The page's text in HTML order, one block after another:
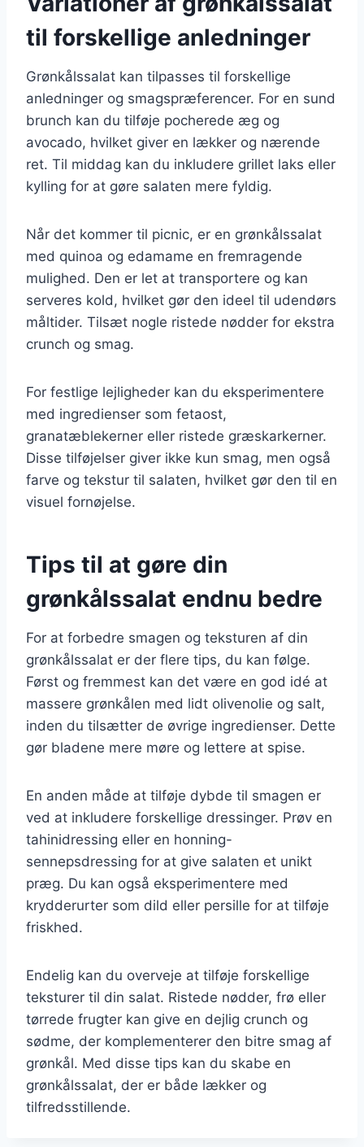
til forskellige anledninger
Grønkålssalat kan tilpasses til forskellige
anledninger og smagspræferencer. For en sund
brunch kan du tilføje pocherede æg og
avocado, hvilket giver en lækker og nærende
ret. Til middag kan du inkludere grillet laks eller
kylling for at gøre salaten mere fyldig.
Når det kommer til picnic, er en grønkålssalat
med quinoa og edamame en fremragende
mulighed. Den er let at transportere og kan
serveres kold, hvilket gør den ideel til udendørs
måltider. Tilsæt nogle ristede nødder for ekstra
crunch og smag.
For festlige lejligheder kan du eksperimentere
med ingredienser som fetaost,
granatæblekerner eller ristede græskarkerner.
Disse tilføjelser giver ikke kun smag, men også
farve og tekstur til salaten, hvilket gør den til en
visuel fornøjelse.
Tips til at gøre din
grønkålssalat endnu bedre
For at forbedre smagen og teksturen af din
grønkålssalat er der flere tips, du kan følge.
Først og fremmest kan det være en god idé at
massere grønkålen med lidt olivenolie og salt,
inden du tilsætter de øvrige ingredienser. Dette
gør bladene mere møre og lettere at spise.
En anden måde at tilføje dybde til smagen er
ved at inkludere forskellige dressinger. Prøv en
tahinidressing eller en honning-
sennepsdressing for at give salaten et unikt
præg. Du kan også eksperimentere med
krydderurter som dild eller persille for at tilføje
friskhed.
Endelig kan du overveje at tilføje forskellige
teksturer til din salat. Ristede nødder, frø eller
tørrede frugter kan give en dejlig crunch og
sødme, der komplementerer den bitre smag af
grønkål. Med disse tips kan du skabe en
grønkålssalat, der er både lækker og
tilfredsstillende.